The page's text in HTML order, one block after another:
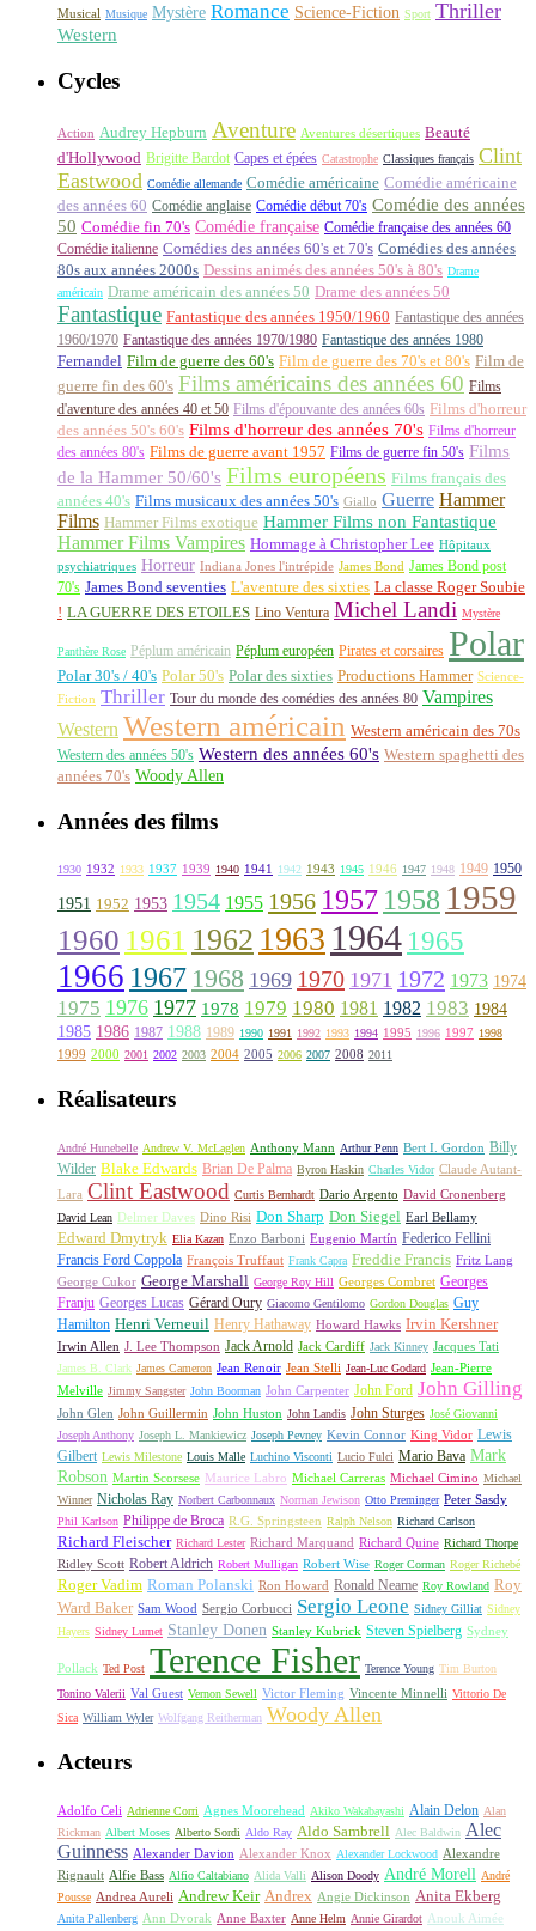
Musical Musique Mystère Romance Science-Fiction Sport Thriller
Western
Cycles
Action Audrey Hepburn Aventure Aventures désertiques Beauté
d'Hollywood Brigitte Bardot Capes et épées Catastrophe Classiques français Clint
Eastwood Comédie allemande Comédie américaine Comédie américaine
des années 60 Comédie anglaise Comédie début 70's Comédie des années
50 Comédie fin 70's Comédie française Comédie française des années 60
Comédie italienne Comédies des années 60's et 70's Comédies des années
80s aux années 2000s Dessins animés des années 50's à 80's Drame
américain Drame américain des années 50 Drame des années 50
Fantastique Fantastique des années 1950/1960 Fantastique des années
1960/1970 Fantastique des années 1970/1980 Fantastique des années 1980
Fernandel Film de guerre des 60's Film de guerre des 70's et 80's Film de
guerre fin des 60's Films américains des années 60 Films
d'aventure des années 40 et 50 Films d'épouvante des années 60s Films d'horreur
des années 50's 60's Films d'horreur des années 70's Films d'horreur
des années 80's Films de guerre avant 1957 Films de guerre fin 50's Films
de la Hammer 50/60's Films européens Films français des
années 40's Films musicaux des années 50's Giallo Guerre Hammer
Films Hammer Films exotique Hammer Films non Fantastique
Hammer Films Vampires Hommage à Christopher Lee Hôpitaux
psychiatriques Horreur Indiana Jones l'intrépide James Bond James Bond post
70's James Bond seventies L'aventure des sixties La classe Roger Soubie
! LA GUERRE DES ETOILES Lino Ventura Michel Landi Mystère
Panthère Rose Péplum américain Péplum européen Pirates et corsaires Polar
Polar 30's / 40's Polar 50's Polar des sixties Productions Hammer Science-
Fiction Thriller Tour du monde des comédies des années 80 Vampires
Western Western américain Western américain des 70s
Western des années 50's Western des années 60's Western spaghetti des
années 70's Woody Allen
Années des films
1930 1932 1933 1937 1939 1940 1941 1942 1943 1945 1946 1947 1948 1949 1950
1951 1952 1953 1954 1955 1956 1957 1958 1959
1960 1961 1962 1963 1964 1965
1966 1967 1968 1969 1970 1971 1972 1973 1974
1975 1976 1977 1978 1979 1980 1981 1982 1983 1984
1985 1986 1987 1988 1989 1990 1991 1992 1993 1994 1995 1996 1997 1998
1999 2000 2001 2002 2003 2004 2005 2006 2007 2008 2011
Réalisateurs
André Hunebelle Andrew V. McLaglen Anthony Mann Arthur Penn Bert I. Gordon Billy
Wilder Blake Edwards Brian De Palma Byron Haskin Charles Vidor Claude Autant-
Lara Clint Eastwood Curtis Bernhardt Dario Argento David Cronenberg
David Lean Delmer Daves Dino Risi Don Sharp Don Siegel Earl Bellamy
Edward Dmytryk Elia Kazan Enzo Barboni Eugenio Martín Federico Fellini
Francis Ford Coppola François Truffaut Frank Capra Freddie Francis Fritz Lang
George Cukor George Marshall George Roy Hill Georges Combret Georges
Franju Georges Lucas Gérard Oury Giacomo Gentilomo Gordon Douglas Guy
Hamilton Henri Verneuil Henry Hathaway Howard Hawks Irvin Kershner
Irwin Allen J. Lee Thompson Jack Arnold Jack Cardiff Jack Kinney Jacques Tati
James B. Clark James Cameron Jean Renoir Jean Stelli Jean-Luc Godard Jean-Pierre
Melville Jimmy Sangster John Boorman John Carpenter John Ford John Gilling
John Glen John Guillermin John Huston John Landis John Sturges José Giovanni
Joseph Anthony Joseph L. Mankiewicz Joseph Pevney Kevin Connor King Vidor Lewis
Gilbert Lewis Milestone Louis Malle Luchino Visconti Lucio Fulci Mario Bava Mark
Robson Martin Scorsese Maurice Labro Michael Carreras Michael Cimino Michael
Winner Nicholas Ray Norbert Carbonnaux Norman Jewison Otto Preminger Peter Sasdy
Phil Karlson Philippe de Broca R.G. Springsteen Ralph Nelson Richard Carlson
Richard Fleischer Richard Lester Richard Marquand Richard Quine Richard Thorpe
Ridley Scott Robert Aldrich Robert Mulligan Robert Wise Roger Corman Roger Richebé
Roger Vadim Roman Polanski Ron Howard Ronald Neame Roy Rowland Roy
Ward Baker Sam Wood Sergio Corbucci Sergio Leone Sidney Gilliat Sidney
Hayers Sidney Lumet Stanley Donen Stanley Kubrick Steven Spielberg Sydney
Pollack Ted Post Terence Fisher Terence Young Tim Burton
Tonino Valerii Val Guest Vernon Sewell Victor Fleming Vincente Minnelli Vittorio De
Sica William Wyler Wolfgang Reitherman Woody Allen
Acteurs
Adolfo Celi Adrienne Corri Agnes Moorehead Akiko Wakabayashi Alain Delon Alan
Rickman Albert Moses Alberto Sordi Aldo Ray Aldo Sambrell Alec Baldwin Alec
Guinness Alexander Davion Alexander Knox Alexander Lockwood Alexandre
Rignault Alfie Bass Alfio Caltabiano Alida Valli Alison Doody André Morell André
Pousse Andrea Aureli Andrew Keir Andrex Angie Dickinson Anita Ekberg
Anita Pallenberg Ann Dvorak Anne Baxter Anne Helm Annie Girardot Anouk Aimée